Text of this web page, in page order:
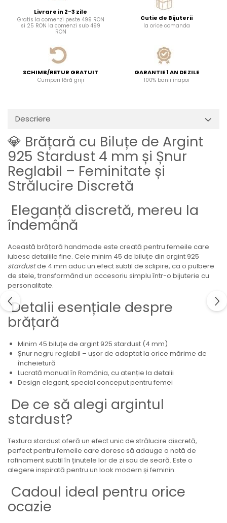
Livrare in 2-3 zile
Gratis la comenzi peste 499 RON
si 25 RON la comenzi sub 499
RON
Cutie de Bijuterii
la orice comanda
SCHIMB/RETUR GRATUIT
Cumperi fără griji
GARANTIE 1 AN DE ZILE
100% banii înapoi
Descriere
💎 Brățară cu Biluțe de Argint
925 Stardust 4 mm și Șnur
Reglabil – Feminitate și
Strălucire Discretă
Eleganță discretă, mereu la
îndemână
Această brățară handmade este creată pentru femeile care
iubesc detaliile fine. Cele minim 45 de biluțe din argint 925
stardustde 4 mm aduc un efect subtil de sclipire, ca o pulbere
de stele, transformând un accesoriu simplu într-o bijuterie cu
personalitate.
Detalii esențiale despre
brățară
Minim 45 biluțe de argint 925 stardust (4 mm)
Șnur negru reglabil – ușor de adaptat la orice mărime de
încheietură
Lucrată manual în România, cu atenție la detalii
Design elegant, special conceput pentru femei
De ce să alegi argintul
stardust?
Textura stardust oferă un efect unic de strălucire discretă,
perfect pentru femeile care doresc să adauge o notă de
rafinament subtil în ținutele lor de zi sau de seară. Este o
alegere inspirată pentru un look modern și feminin.
Cadoul ideal pentru orice
ocazie